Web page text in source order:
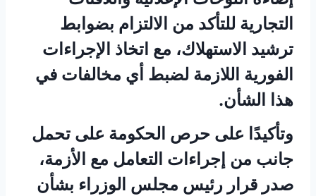
التجارية للتأكد من الالتزام بضوابط
ترشيد الاستهلاك، مع اتخاذ الإجراءات
الفورية اللازمة لضبط أي مخالفات في
هذا الشأن.
وتأكيدًا على حرص الحكومة على تحمل
جانب من إجراءات التعامل مع الأزمة،
صدر قرار رئيس مجلس الوزراء بشأن